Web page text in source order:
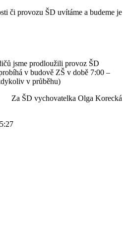
či provozu ŠD uvítáme a budeme je
jsme prodloužili provoz ŠD
v budově ZŠ v době 7:00 –
v průběhu)
Za ŠD vychovatelka Olga Korecká